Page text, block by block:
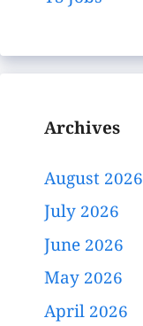
Archives
August 2026
July 2026
June 2026
May 2026
April 2026